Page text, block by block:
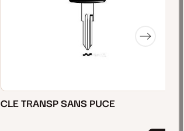
CLE TRANSP SANS PUCE